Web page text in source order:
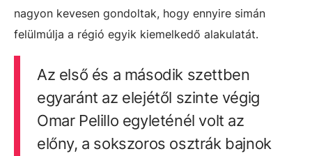
nagyon kevesen gondoltak, hogy ennyire simán
felülmúlja a régió egyik kiemelkedő alakulatát.
Az első és a második szettben
egyaránt az elejétől szinte végig
Omar Pelillo egyleténél volt az
előny, a sokszoros osztrák bajnok